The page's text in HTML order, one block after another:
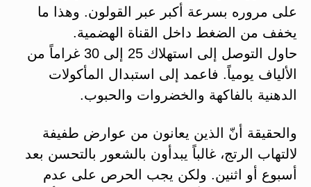
على مروره بسرعة أكبر عبر القولون. وهذا ما
يخفف من الضغط داخل القناة الهضمية.
حاول التوصل إلى استهلاك 25 إلى 30 غراماً من
الألياف يومياً. فاعمد إلى استبدال المأكولات
الدهنية بالفاكهة والخضروات والحبوب.
والحقيقة أنّ الذين يعانون من عوارض طفيفة
لالتهاب الرتج، غالباً يبدأون بالشعور بالتحسن بعد
أسبوع أو اثنين. ولكن يجب الحرص على عدم